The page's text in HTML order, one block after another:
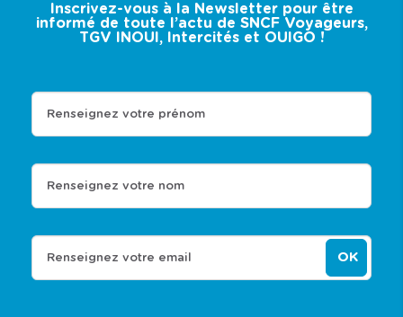
Inscrivez-vous à la Newsletter pour être
informé de toute l’actu de SNCF Voyageurs,
TGV INOUI, Intercités et OUIGO !
Renseignez votre prénom
Renseignez votre nom
Renseignez votre email OK